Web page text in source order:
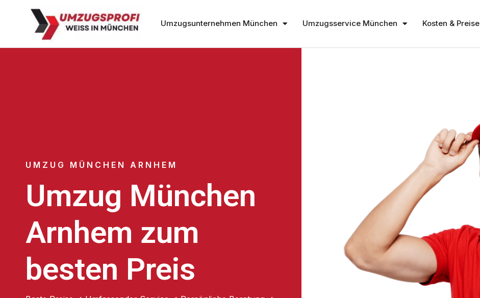
Umzugsunternehmen München Umzugsservice München Kosten & Preise
UMZUG MÜNCHEN ARNHEM
Umzug München
Arnhem zum
besten Preis